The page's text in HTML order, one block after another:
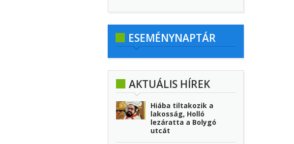
ESEMÉNYNAPTÁR
AKTUÁLIS HÍREK
Hiába tiltakozik a
lakosság, Holló
lezáratta a Bolygó
utcát